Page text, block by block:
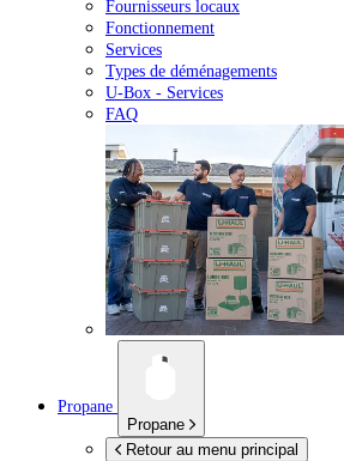
Fournisseurs locaux
Fonctionnement
Services
Types de déménagements
U-Box - Services
FAQ
Propane
Propane
Retour au menu principal